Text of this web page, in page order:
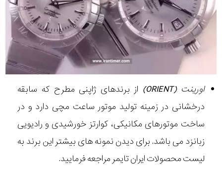
اورینت (ORIENT)
از برندهای ژاپنی مطرح که سابقه
درخشانی در زمینه تولید موتور ساعت مچی دارد و در
ساخت موتورهای مکانیکی، کوارتز خورشیدی و رادیویی
زبانزد می باشد. برای دیدن نمونه های بیشتر این برند به
لیست محصولات ایران تایمر مراجعه فرمایید.